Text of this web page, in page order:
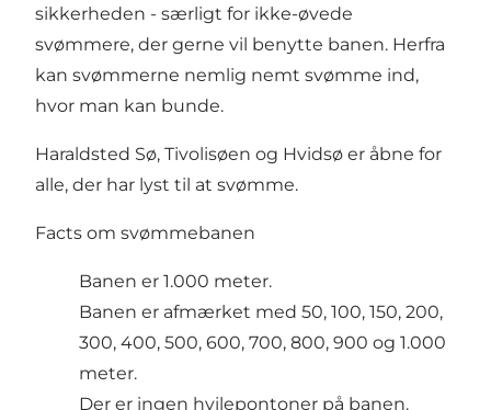
sikkerheden - særligt for ikke-øvede
svømmere, der gerne vil benytte banen. Herfra
kan svømmerne nemlig nemt svømme ind,
hvor man kan bunde.
Haraldsted Sø, Tivolisøen og Hvidsø er åbne for
alle, der har lyst til at svømme.
Facts om svømmebanen
Banen er 1.000 meter.
Banen er afmærket med 50, 100, 150, 200,
300, 400, 500, 600, 700, 800, 900 og 1.000
meter.
Der er ingen hvilepontoner på banen.